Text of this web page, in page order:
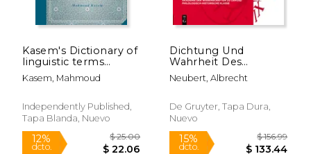
Kasem's Dictionary of
linguistic terms
English-Arabic-
Germanقـــــامــــ&#1600
Kasem, Mahmoud
Independently Published,
Tapa Blanda, Nuevo
Dichtung Und
Wahrheit Des
Zweisprachigen
Wörterbuchs (en
Neubert, Albrecht
De Gruyter, Tapa Dura,
Nuevo